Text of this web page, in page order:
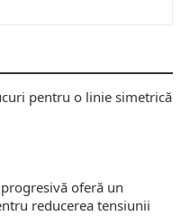
pentru o linie simetrică
oferă un
reducerea tensiunii